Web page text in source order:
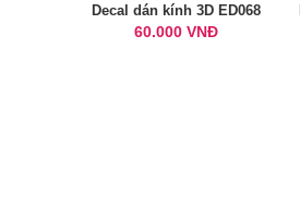
Decal dán kính 3D ED068
60.000 VNĐ